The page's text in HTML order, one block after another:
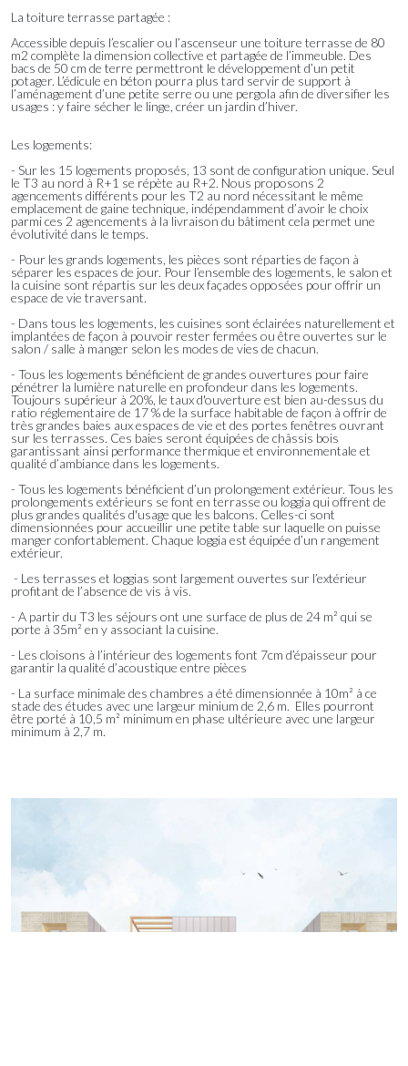
La toiture terrasse partagée :
Accessible depuis l’escalier ou l’ascenseur une toiture terrasse de 80
m2 complète la dimension collective et partagée de l’immeuble. Des
bacs de 50 cm de terre permettront le développement d’un petit
potager. L’édicule en béton pourra plus tard servir de support à
l’aménagement d’une petite serre ou une pergola afin de diversifier les
usages : y faire sécher le linge, créer un jardin d’hiver.
Les logements:
- Sur les 15 logements proposés, 13 sont de configuration unique. Seul
le T3 au nord à R+1 se répète au R+2. Nous proposons 2
agencements différents pour les T2 au nord nécessitant le même
emplacement de gaine technique, indépendamment d’avoir le choix
parmi ces 2 agencements à la livraison du bâtiment cela permet une
évolutivité dans le temps.
- Pour les grands logements, les pièces sont réparties de façon à
séparer les espaces de jour. Pour l’ensemble des logements, le salon et
la cuisine sont répartis sur les deux façades opposées pour offrir un
espace de vie traversant.
- Dans tous les logements, les cuisines sont éclairées naturellement et
implantées de façon à pouvoir rester fermées ou être ouvertes sur le
salon / salle à manger selon les modes de vies de chacun.
- Tous les logements bénéficient de grandes ouvertures pour faire
pénétrer la lumière naturelle en profondeur dans les logements.
Toujours supérieur à 20%, le taux d'ouverture est bien au-dessus du
ratio réglementaire de 17 % de la surface habitable de façon à offrir de
très grandes baies aux espaces de vie et des portes fenêtres ouvrant
sur les terrasses. Ces baies seront équipées de châssis bois
garantissant ainsi performance thermique et environnementale et
qualité d’ambiance dans les logements.
- Tous les logements bénéficient d’un prolongement extérieur. Tous les
prolongements extérieurs se font en terrasse ou loggia qui offrent de
plus grandes qualités d'usage que les balcons. Celles-ci sont
dimensionnées pour accueillir une petite table sur laquelle on puisse
manger confortablement. Chaque loggia est équipée d’un rangement
extérieur.
- Les terrasses et loggias sont largement ouvertes sur l’extérieur
profitant de l’absence de vis à vis.
- A partir du T3 les séjours ont une surface de plus de 24 m² qui se
porte à 35m² en y associant la cuisine.
- Les cloisons à l’intérieur des logements font 7cm d’épaisseur pour
garantir la qualité d’acoustique entre pièces
- La surface minimale des chambres a été dimensionnée à 10m² à ce
stade des études avec une largeur minium de 2,6 m. Elles pourront
être porté à 10,5 m² minimum en phase ultérieure avec une largeur
minimum à 2,7 m.